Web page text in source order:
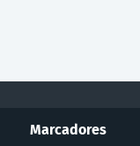
Marcadores